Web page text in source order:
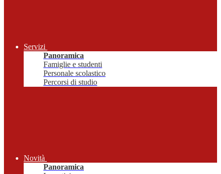
Servizi
Panoramica
Famiglie e studenti
Personale scolastico
Percorsi di studio
Novità
Panoramica